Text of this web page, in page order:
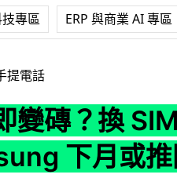
專區 ERP 與商業 AI 專區
提電話
變磚？換
下月或